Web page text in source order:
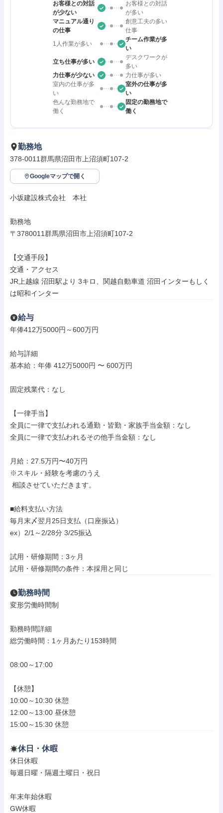
お客様との対話
が少ない
お客様との対話
が多い
マニュアル通り
の仕事
創意工夫の多い
仕事
1人作業が多い
チーム作業が多
い
立ち仕事が多い
デスクワークが
多い
力仕事が少ない
力仕事が多い
室内の仕事が多
い
室外の仕事が多
い
色んな勤務地で
働く
固定の勤務地で
働く
勤務地
378-0011群馬県沼田市上沼須町107-2
Googleマップで開く
小坂建設株式会社　本社
勤務地
〒3780011群馬県沼田市上沼須町107-2
【交通手段】
交通・アクセス
JR上越線 沼田駅より 3キロ、関越自動車道 沼田インターもしく
は昭和インター
給与
年俸412万5000円～600万円
給与詳細
基本給：年俸 412万5000円 〜 600万円
固定残業代：なし
【一律手当】
全員に一律で支払われる通勤・皆勤・家族手当金額：なし
全員に一律で支払われるその他手当金額：なし
月給：27.5万円〜40万円
※スキル・経験を考慮のうえ
■給料支払い方法
毎月末〆翌月25日支払（口座振込）
ex）2/1～2/28分 3/25振込
試用・研修期間：3ヶ月
試用・研修期間の条件：本採用と同じ
勤務時間
変形労働時間制
勤務時間詳細
総労働時間：1ヶ月あたり153時間
08:00～17:00
【休憩】
10:00～10:30 休憩
12:00～13:00 昼休憩
15:00～15:30 休憩
休日・休暇
休日休暇
毎週日曜・隔週土曜日・祝日
年末年始休暇
GW休暇